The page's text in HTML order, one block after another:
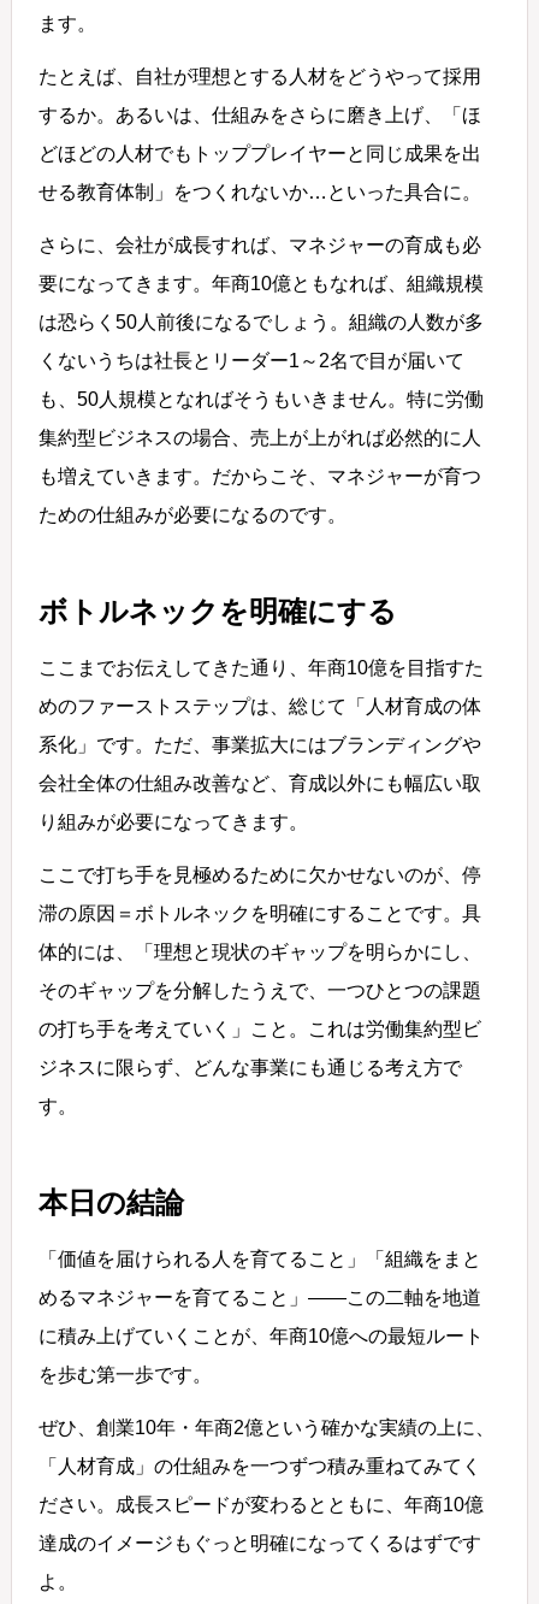
ます。
たとえば、自社が理想とする人材をどうやって採用
するか。あるいは、仕組みをさらに磨き上げ、「ほ
どほどの人材でもトッププレイヤーと同じ成果を出
せる教育体制」をつくれないか…といった具合に。
さらに、会社が成長すれば、マネジャーの育成も必
要になってきます。年商10億ともなれば、組織規模
は恐らく50人前後になるでしょう。組織の人数が多
くないうちは社長とリーダー1～2名で目が届いて
も、50人規模となればそうもいきません。特に労働
集約型ビジネスの場合、売上が上がれば必然的に人
も増えていきます。だからこそ、マネジャーが育つ
ための仕組みが必要になるのです。
ボトルネックを明確にする
ここまでお伝えしてきた通り、年商10億を目指すた
めのファーストステップは、総じて「人材育成の体
系化」です。ただ、事業拡大にはブランディングや
会社全体の仕組み改善など、育成以外にも幅広い取
り組みが必要になってきます。
ここで打ち手を見極めるために欠かせないのが、停
滞の原因＝ボトルネックを明確にすることです。具
体的には、「理想と現状のギャップを明らかにし、
そのギャップを分解したうえで、一つひとつの課題
の打ち手を考えていく」こと。これは労働集約型ビ
ジネスに限らず、どんな事業にも通じる考え方で
す。
本日の結論
「価値を届けられる人を育てること」「組織をまと
めるマネジャーを育てること」——この二軸を地道
に積み上げていくことが、年商10億への最短ルート
を歩む第一歩です。
ぜひ、創業10年・年商2億という確かな実績の上に、
「人材育成」の仕組みを一つずつ積み重ねてみてく
ださい。成長スピードが変わるとともに、年商10億
達成のイメージもぐっと明確になってくるはずです
よ。